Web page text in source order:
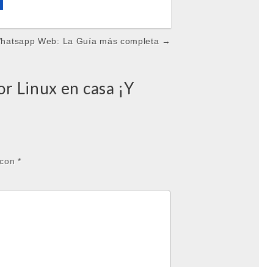
Web: La Guía más completa →
Linux en casa ¡Y
*